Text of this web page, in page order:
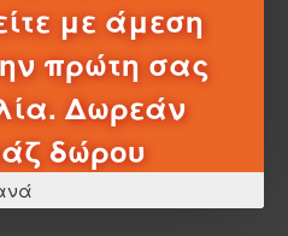
με άμεση
πρώτη σας
Δωρεάν
δώρου